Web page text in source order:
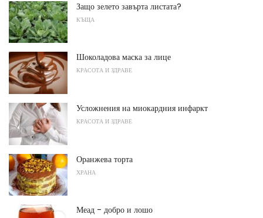
Защо зелето завърта листата?
КЪЩА
Шоколадова маска за лице
КРАСОТА И ЗДРАВЕ
Усложнения на миокардния инфаркт
КРАСОТА И ЗДРАВЕ
Оранжева торта
ХРАНА
Меад - добро и лошо